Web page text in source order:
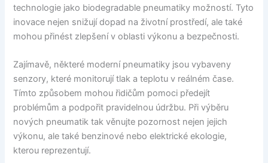
technologie jako biodegradable pneumatiky možností. Tyto
inovace nejen snižují dopad na životní prostředí, ale také
mohou přinést zlepšení v oblasti výkonu a bezpečnosti.
Zajímavě, některé moderní pneumatiky jsou vybaveny
senzory, které monitorují tlak a teplotu v reálném čase.
Tímto způsobem mohou řidičům pomoci předejít
problémům a podpořit pravidelnou údržbu. Při výběru
nových pneumatik tak věnujte pozornost nejen jejich
výkonu, ale také benzinové nebo elektrické ekologie,
kterou reprezentují.